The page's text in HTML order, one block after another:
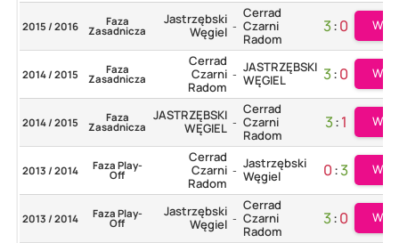
2015 / 2016 Faza
Zasadnicza
Jastrzębski
Węgiel -
Cerrad
Czarni
Radom
3:0
2014 / 2015 Faza
Zasadnicza
Cerrad
Czarni
Radom
- JASTRZĘBSKI
WĘGIEL
3:0
2014 / 2015 Faza
Zasadnicza
JASTRZĘBSKI
WĘGIEL -
Cerrad
Czarni
Radom
3:1
2013 / 2014 Faza Play-
Off
Cerrad
Czarni
Radom
- Jastrzębski
Węgiel
0:3
2013 / 2014 Faza Play-
Off
Jastrzębski
Węgiel -
Cerrad
Czarni
Radom
3:0